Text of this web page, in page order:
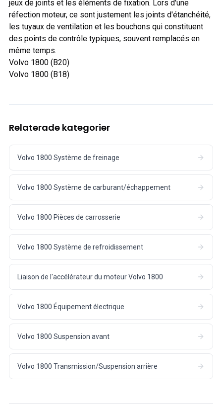
jeux de joints et les éléments de fixation. Lors d'une
réfection moteur, ce sont justement les joints d'étanchéité,
les tuyaux de ventilation et les bouchons qui constituent
des points de contrôle typiques, souvent remplacés en
même temps.
Volvo 1800 (B20)
Volvo 1800 (B18)
Relaterade kategorier
Volvo 1800 Système de freinage
Volvo 1800 Système de carburant/échappement
Volvo 1800 Pièces de carrosserie
Volvo 1800 Système de refroidissement
Liaison de l'accélérateur du moteur Volvo 1800
Volvo 1800 Équipement électrique
Volvo 1800 Suspension avant
Volvo 1800 Transmission/Suspension arrière